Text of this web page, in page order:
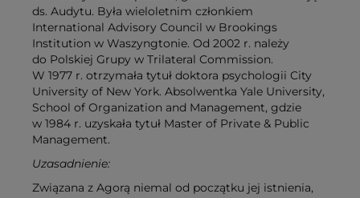
ds. Audytu. Była wieloletnim członkiem
International Advisory Council w Brookings
Institution w Waszyngtonie. Od 2002 r. należy
do Polskiej Grupy w Trilateral Commission.
W 1977 r. otrzymała tytuł doktora psychologii City
University of New York. Absolwentka Yale University,
School of Organization and Management, gdzie
w 1984 r. uzyskała tytuł Master of Private & Public
Management.
Uzasadnienie:
Związana z Agorą niemal od początku jej istnienia,